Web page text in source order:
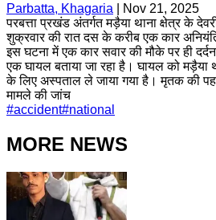
Parbatta, Khagaria
Nov 21, 2025
परबत्ता प्रखंड अंतर्गत मड़ैया थाना क्षेत्र के
शुक्रवार की रात दस के करीब एक कार
इस घटना में एक कार सवार की मौके पर ही
एक घायल बताया जा रहा है। घायल को मड़ैया
के लिए अस्पताल ले जाया गया है। मृतक की
मामले की जांच
#accident#national
MORE NEWS